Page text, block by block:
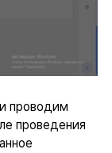
проводим
проведения